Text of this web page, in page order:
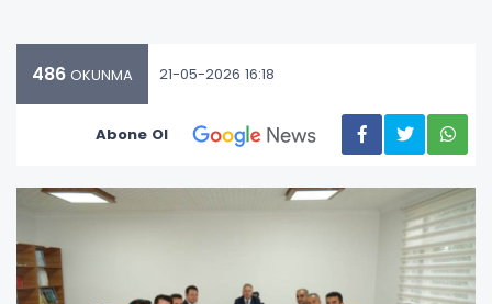
486 OKUNMA 21-05-2026 16:18
Abone Ol